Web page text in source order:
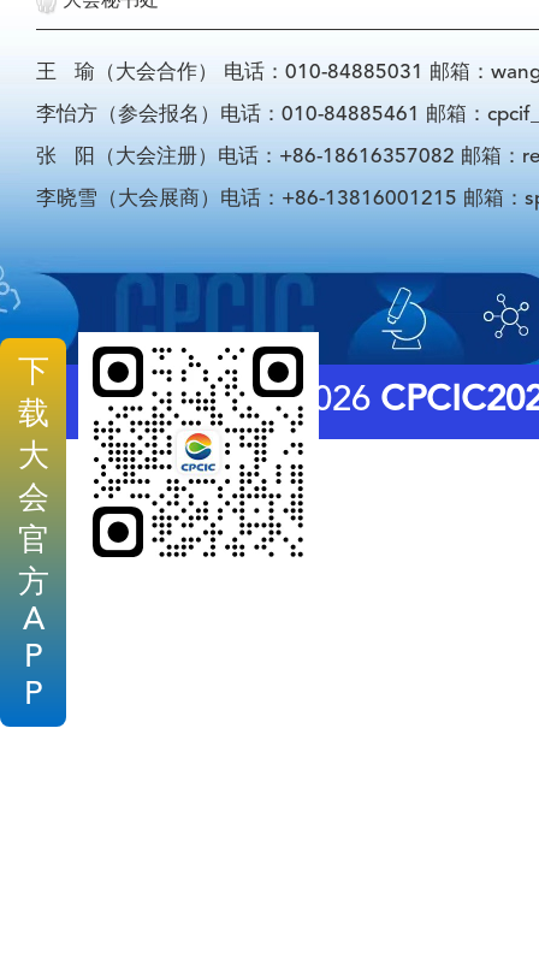
下
载
大
会
官
方
A
P
P
王 瑜（大会合作） 电话：010-84885031 邮箱：
李怡方（参会报名）电话：010-84885461 邮箱：
张 阳（大会注册）电话：+86-18616357082 邮箱：
李晓雪（大会展商）电话：+86-13816001215 邮箱：
© 2026